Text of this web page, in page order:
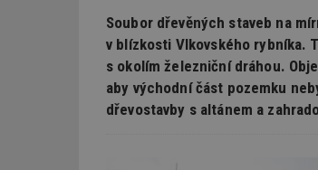
Soubor dřevěných staveb na
v blízkosti Vlkovského rybníka.
s okolím železniční dráhou.
aby východní část pozemku
dřevostavby s altánem a